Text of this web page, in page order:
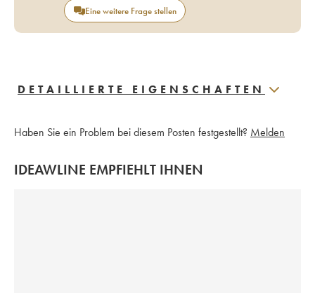
Eine weitere Frage stellen
DETAILLIERTE EIGENSCHAFTEN
Haben Sie ein Problem bei diesem Posten festgestellt? Melden
IDEAWLINE EMPFIEHLT IHNEN